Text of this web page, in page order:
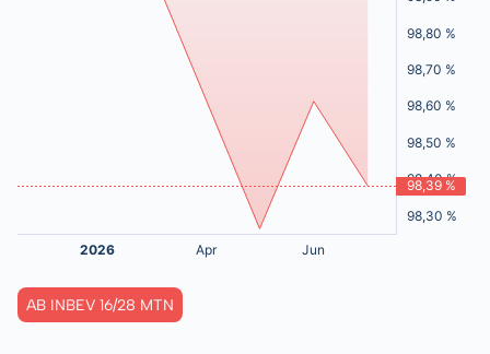
AB INBEV 16/28 MTN